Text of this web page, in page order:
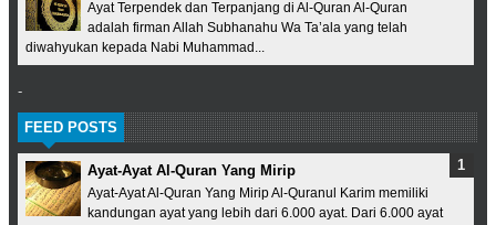
Ayat Terpendek dan Terpanjang di Al-Quran Al-Quran
adalah firman Allah Subhanahu Wa Ta’ala yang telah
diwahyukan kepada Nabi Muhammad...
-
FEED POSTS
Ayat-Ayat Al-Quran Yang Mirip
Ayat-Ayat Al-Quran Yang Mirip Al-Quranul Karim memiliki
kandungan ayat yang lebih dari 6.000 ayat. Dari 6.000 ayat